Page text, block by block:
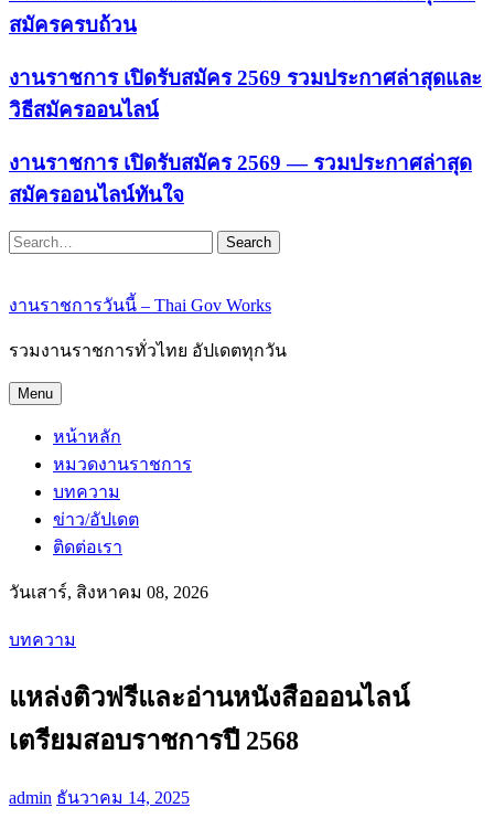
สมัครครบถ้วน
งานราชการ เปิดรับสมัคร 2569 รวมประกาศล่าสุดและ
วิธีสมัครออนไลน์
งานราชการ เปิดรับสมัคร 2569 — รวมประกาศล่าสุด
สมัครออนไลน์ทันใจ
Search
งานราชการวันนี้ – Thai Gov Works
รวมงานราชการทั่วไทย อัปเดตทุกวัน
Menu
หน้าหลัก
หมวดงานราชการ
บทความ
ข่าว/อัปเดต
ติดต่อเรา
วันเสาร์, สิงหาคม 08, 2026
บทความ
แหล่งติวฟรีและอ่านหนังสือออนไลน์
เตรียมสอบราชการปี 2568
admin ธันวาคม 14, 2025